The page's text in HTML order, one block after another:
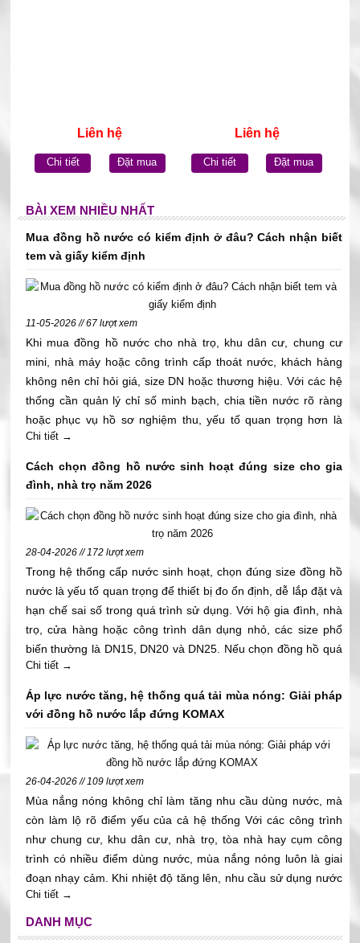
Liên hệ
Chi tiết Đặt mua
Liên hệ
Chi tiết Đặt mua
BÀI XEM NHIỀU NHẤT
Mua đồng hồ nước có kiểm định ở đâu? Cách nhận biết
tem và giấy kiểm định
11-05-2026 // 67 lượt xem
Khi mua đồng hồ nước cho nhà trọ, khu dân cư, chung cư
mini, nhà máy hoặc công trình cấp thoát nước, khách hàng
không nên chỉ hỏi giá, size DN hoặc thương hiệu. Với các hệ
thống cần quản lý chỉ số minh bạch, chia tiền nước rõ ràng
hoặc phục vụ hồ sơ nghiệm thu, yếu tố quan trọng hơn là
đồng hồ nước có kiểm định hay không, tem có rõ không, giấy
Đặc biệt với khách hàng, nhà thầu M&E, phòng kỹ thuật và
từ đầu giúp giảm rủi ro khi bàn giao, hạn chế tranh chấp chỉ
số và tránh thiếu hồ sơ trong quá trình nghiệm thu. Bài viết
này giúp quý khách trả lời đúng câu hỏi: mua đồng hồ nước
có kiểm định ở đâu uy tín, cần kiểm tra giấy tờ gì và làm sao
nhận biết nhanh trước khi mua.
Chi tiết →
Cách chọn đồng hồ nước sinh hoạt đúng size cho gia
đình, nhà trọ năm 2026
28-04-2026 // 172 lượt xem
Trong hệ thống cấp nước sinh hoạt, chọn đúng size đồng hồ
nước là yếu tố quan trọng để thiết bị đo ổn định, dễ lắp đặt và
hạn chế sai số trong quá trình sử dụng. Với hộ gia đình, nhà
trọ, cửa hàng hoặc công trình dân dụng nhỏ, các size phổ
biến thường là DN15, DN20 và DN25. Nếu chọn đồng hồ quá
nhỏ, nước có thể bị yếu, lưu lượng không đáp ứng đủ nhu cầu
sử dụng. Nếu chọn đồng hồ quá lớn, thiết bị có thể đo không
nhạy ở lưu lượng thấp, gây sai lệch trong quá trình ghi nhận
nước sinh hoạt đúng size theo đường ống, lưu lượng, vị trí lắp
đặt và nhu cầu sử dụng thực tế.
Chi tiết →
Áp lực nước tăng, hệ thống quá tải mùa nóng: Giải pháp
với đồng hồ nước lắp đứng KOMAX
26-04-2026 // 109 lượt xem
Mùa nắng nóng không chỉ làm tăng nhu cầu dùng nước, mà
còn làm lộ rõ điểm yếu của cả hệ thống Với các công trình
như chung cư, khu dân cư, nhà trọ, tòa nhà hay cụm công
trình có nhiều điểm dùng nước, mùa nắng nóng luôn là giai
đoạn nhạy cảm. Khi nhiệt độ tăng lên, nhu cầu sử dụng nước
sinh hoạt tăng mạnh, đặc biệt vào các khung giờ cao điểm
sáng sớm, giữa trưa và chiều tối. Đây cũng là lúc hệ thống
cấp nước phải gánh áp lực lớn hơn bình thường. Với nhóm
Chi tiết →
DANH MỤC